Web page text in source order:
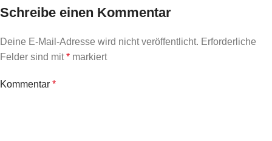
Schreibe einen Kommentar
Deine E-Mail-Adresse wird nicht veröffentlicht. Erforderliche
Felder sind mit* markiert
Kommentar *